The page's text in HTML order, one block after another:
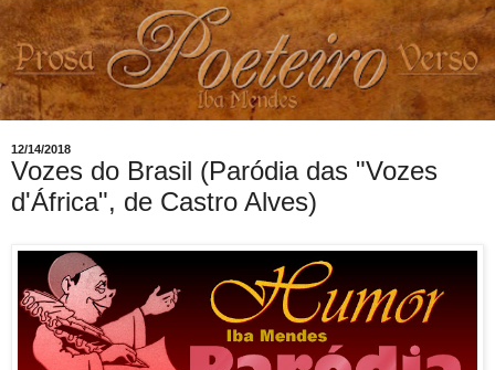
12/14/2018
Vozes do Brasil (Paródia das "Vozes
d'África", de Castro Alves)